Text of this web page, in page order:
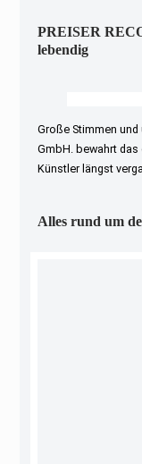
PREISER
lebendig
Große Stimmen und
GmbH. bewahrt
Künstler längst
Alles rund um